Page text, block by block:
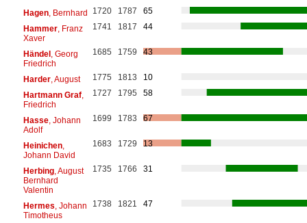
Hagen, Bernhard 1720 1787
65
Hammer, Franz
Xaver
1741 1817 44
Händel, Georg
Friedrich
1685 1759 43
Harder, August 1775 1813
10
Hartmann Graf,
Friedrich
1727 1795 58
Hasse, Johann
Adolf
1699 1783 67
Heinichen,
Johann David
1683 1729 13
Herbing, August
Bernhard
Valentin
1735 1766 31
Hermes , Johann
Timotheus
1738 1821 47